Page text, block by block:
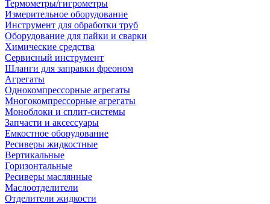
Термометры/гигрометры
Измерительное оборудование
Инструмент для обработки труб
Оборудование для пайки и сварки
Химические средства
Сервисный инструмент
Шланги для заправки фреоном
Агрегаты
Однокомпрессорные агрегаты
Многокомпрессорные агрегаты
Моноблоки и сплит-системы
Запчасти и аксессуары
Емкостное оборудование
Ресиверы жидкостные
Вертикальные
Горизонтальные
Ресиверы маслянные
Маслоотделители
Отделители жидкости